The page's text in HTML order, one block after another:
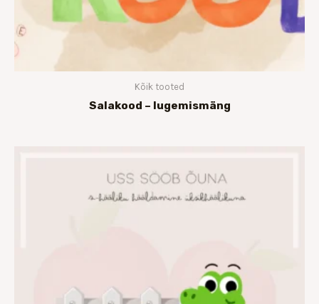
Kõik tooted
Salakood – lugemismäng